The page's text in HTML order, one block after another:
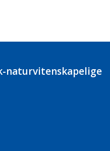
naturvitenskapelige